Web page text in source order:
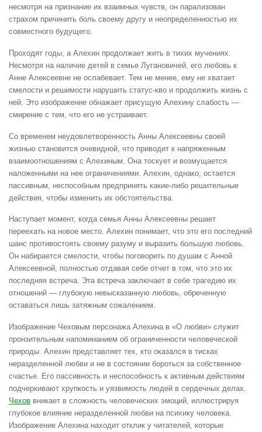
несмотря на признание их взаимных чувств, он парализован
страхом причинить боль своему другу и неопределенностью их
совместного будущего.
Проходят годы, а Алехин продолжает жить в тихих мучениях.
Несмотря на наличие детей в семье Лугановичей, его любовь к
Анне Алексеевне не ослабевает. Тем не менее, ему не хватает
смелости и решимости нарушить статус-кво и продолжить жизнь с
ней. Это изображение обнажает присущую Алехину слабость —
смирение с тем, что его не устраивает.
Со временем неудовлетворенность Анны Алексеевны своей
жизнью становится очевидной, что приводит к напряженным
взаимоотношениям с Алехиным. Она тоскует и возмущается
наложенными на нее ограничениями. Алехин, однако, остается
пассивным, неспособным предпринять какие-либо решительные
действия, чтобы изменить их обстоятельства.
Наступает момент, когда семья Анны Алексеевны решает
переехать на новое место. Алехин понимает, что это его последний
шанс противостоять своему разуму и выразить большую любовь.
Он набирается смелости, чтобы поговорить по душам с Анной
Алексеевной, полностью отдавая себе отчет в том, что это их
последняя встреча. Эта встреча заключает в себе трагедию их
отношений — глубокую невысказанную любовь, обреченную
оставаться лишь затяжным сожалением.
Изображение Чеховым персонажа Алехина в «О любви» служит
пронзительным напоминанием об ограниченности человеческой
природы. Алехин представляет тех, кто оказался в тисках
неразделенной любви и не в состоянии бороться за собственное
счастье. Его пассивность и неспособность к активным действиям
подчеркивают хрупкость и уязвимость людей в сердечных делах.
Чехов вникает в сложность человеческих эмоций, иллюстрируя
глубокое влияние неразделенной любви на психику человека.
Изображение Алехина находит отклик у читателей, которые